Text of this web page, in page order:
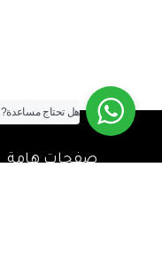
صفحات هامة
هل تحتاج مساعدة?